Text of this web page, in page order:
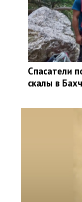
Спасатели
скалы в